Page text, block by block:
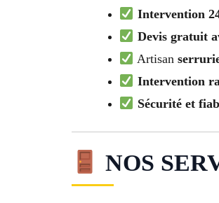
Intervention
Devis gratuit
Artisan
Intervention
Sécurité et
NOS